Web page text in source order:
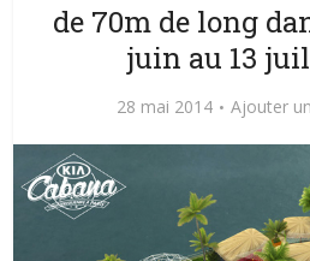
de 70m de long
juin au 13
28 mai 2014 Ajouter